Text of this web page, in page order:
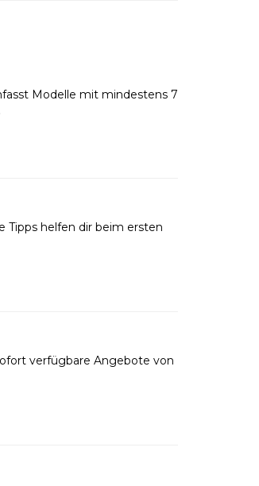
Modelle mit mindestens 7
Tipps helfen dir beim ersten
verfügbare Angebote von